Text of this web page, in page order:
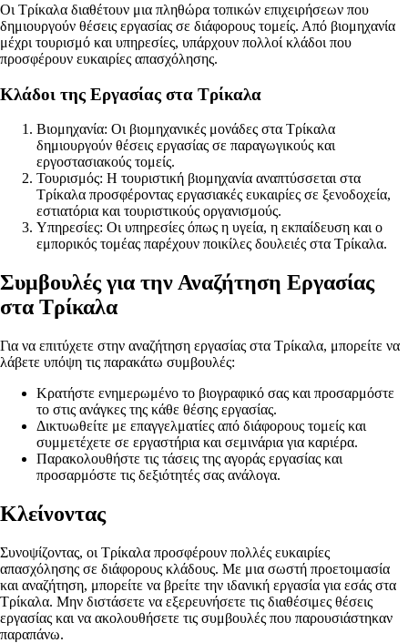
Οι Τρίκαλα διαθέτουν μια πληθώρα τοπικών επιχειρήσεων που
δημιουργούν θέσεις εργασίας σε διάφορους τομείς. Από βιομηχανία
μέχρι τουρισμό και υπηρεσίες, υπάρχουν πολλοί κλάδοι που
προσφέρουν ευκαιρίες απασχόλησης.
Κλάδοι της Εργασίας στα Τρίκαλα
Βιομηχανία: Οι βιομηχανικές μονάδες στα Τρίκαλα
δημιουργούν θέσεις εργασίας σε παραγωγικούς και
εργοστασιακούς τομείς.
Τουρισμός: Η τουριστική βιομηχανία αναπτύσσεται στα
Τρίκαλα προσφέροντας εργασιακές ευκαιρίες σε ξενοδοχεία,
εστιατόρια και τουριστικούς οργανισμούς.
Υπηρεσίες: Οι υπηρεσίες όπως η υγεία, η εκπαίδευση και ο
εμπορικός τομέας παρέχουν ποικίλες δουλειές στα Τρίκαλα.
Συμβουλές για την Αναζήτηση Εργασίας
στα Τρίκαλα
Για να επιτύχετε στην αναζήτηση εργασίας στα Τρίκαλα, μπορείτε να
λάβετε υπόψη τις παρακάτω συμβουλές:
Κρατήστε ενημερωμένο το βιογραφικό σας και προσαρμόστε
το στις ανάγκες της κάθε θέσης εργασίας.
Δικτυωθείτε με επαγγελματίες από διάφορους τομείς και
συμμετέχετε σε εργαστήρια και σεμινάρια για καριέρα.
Παρακολουθήστε τις τάσεις της αγοράς εργασίας και
προσαρμόστε τις δεξιότητές σας ανάλογα.
Κλείνοντας
Συνοψίζοντας, οι Τρίκαλα προσφέρουν πολλές ευκαιρίες
απασχόλησης σε διάφορους κλάδους. Με μια σωστή προετοιμασία
και αναζήτηση, μπορείτε να βρείτε την ιδανική εργασία για εσάς στα
Τρίκαλα. Μην διστάσετε να εξερευνήσετε τις διαθέσιμες θέσεις
εργασίας και να ακολουθήσετε τις συμβουλές που παρουσιάστηκαν
παραπάνω.